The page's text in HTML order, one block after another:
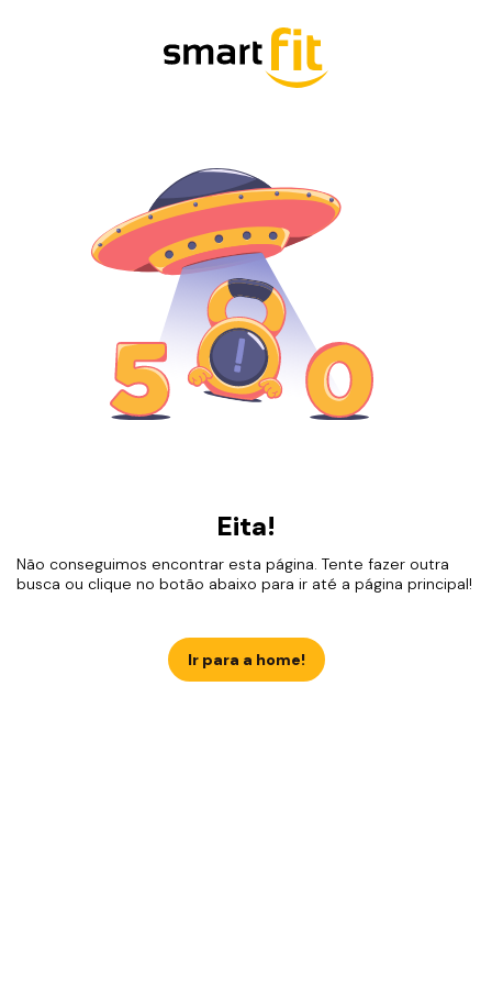
Eita!
Não conseguimos encontrar esta página. Tente fazer outra
busca ou clique no botão abaixo para ir até a página principal!
Ir para a home!